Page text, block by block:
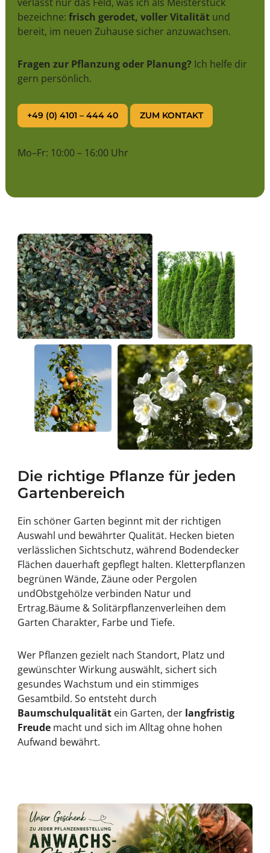
bezeichne: frisch gerodet, voller Vitalitätund
bereit, im neuen Zuhause sicher anzuwachsen.
Fragen zur Pflanzung oder Planung? Ich helfe dir
gern persönlich.
+49 (0) 4101 – 444 40 ZUM KONTAKT
Mo–Fr: 10:00 – 16:00 Uhr
Die richtige Pflanze für jeden
Gartenbereich
Ein schöner Garten beginnt mit der richtigen
Auswahl und bewährter Qualität. Hecken bieten
verlässlichen Sichtschutz, während Bodendecker
Flächen dauerhaft gepflegt halten. Kletterpflanzen
begrünen Wände, Zäune oder Pergolen
undObstgehölzeverbinden Natur und
Ertrag.Bäume & Solitärpflanzenverleihen dem
Garten Charakter, Farbe und Tiefe.
Wer Pflanzen gezielt nach Standort, Platz und
gewünschter Wirkung auswählt, sichert sich
gesundes Wachstum und ein stimmiges
Gesamtbild. So entsteht durch
Baumschulqualitätein Garten, der langfristig
Freude macht und sich im Alltag ohne hohen
Aufwand bewährt.